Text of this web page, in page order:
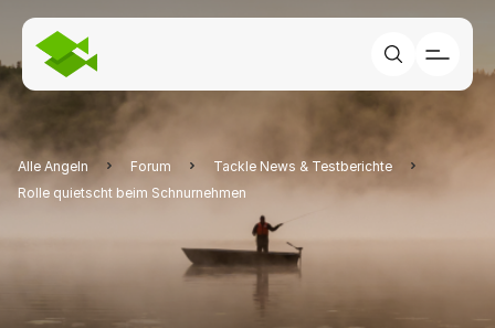
Alle Angeln Forum
Tackle News & Testberichte
Rolle quietscht beim Schnurnehmen